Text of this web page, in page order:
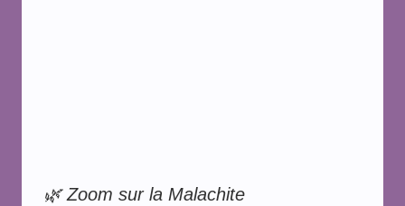
🌿 Zoom sur la Malachite